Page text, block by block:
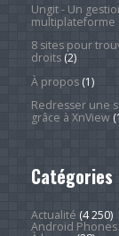
Ungit - Un
multiplateforme
8 sites pour
droits(2)
À propos(1)
Redresser une
grâce à XnView
Catégories
Actualité (4 250)
Android Phones